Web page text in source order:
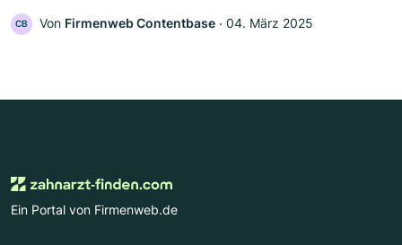
CB Von Firmenweb Contentbase ‧ 04. März 2025
Ein Portal von Firmenweb.de